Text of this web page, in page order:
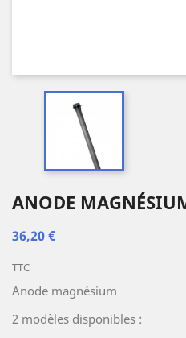
ANODE
36,20 €
TTC
Anode magnésium
2 modèles disponibles :